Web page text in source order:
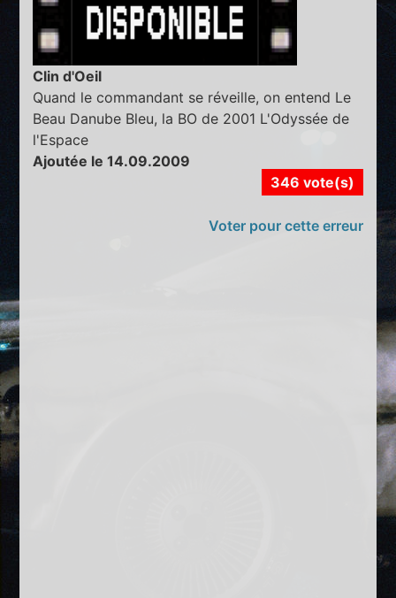
Clin d'Oeil
Quand le commandant se réveille, on entend Le
Beau Danube Bleu, la BO de 2001 L'Odyssée de
l'Espace
Ajoutée le 14.09.2009
346 vote(s)
Voter pour cette erreur